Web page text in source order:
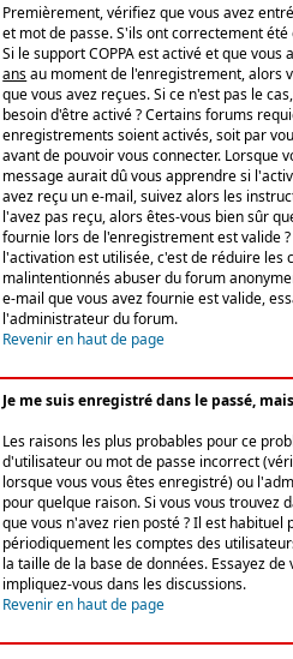
Premièrement, vérifiez que vous avez
et mot de passe. S'ils ont correctement
Si le support COPPA est activé et que vous
ansau moment de l'enregistrement, alors
que vous avez reçues. Si ce n'est pas le
besoin d'être activé ? Certains forums
enregistrements soient activés, soit par
avant de pouvoir vous connecter. Lorsque
message aurait dû vous apprendre si
avez reçu un e-mail, suivez alors les
l'avez pas reçu, alors êtes-vous bien sûr
fournie lors de l'enregistrement est valide
l'activation est utilisée, c'est de réduire les
malintentionnés abuser du forum
e-mail que vous avez fournie est valide,
l'administrateur du forum.
Revenir en haut de page
Je me suis enregistré dans le passé,
Les raisons les plus probables pour ce
d'utilisateur ou mot de passe incorrect
lorsque vous vous êtes enregistré) ou
pour quelque raison. Si vous vous trouvez
que vous n'avez rien posté ? Il est
périodiquement les comptes des
la taille de la base de données. Essayez
impliquez-vous dans les discussions.
Revenir en haut de page